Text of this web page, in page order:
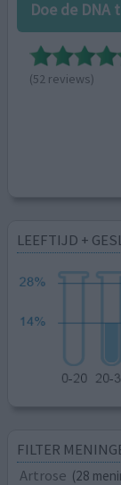
Doe de DNA
(52 reviews)
LEEFTIJD +
FILTER
Artrose (28